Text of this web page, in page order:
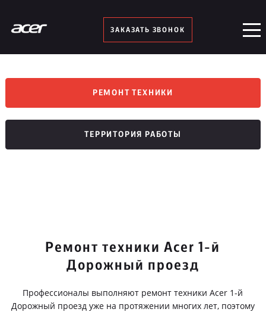
ЗАКАЗАТЬ ЗВОНОК
РЕМОНТ ТЕХНИКИ
ТЕРРИТОРИЯ РАБОТЫ
Ремонт техники Acer 1-й
Дорожный проезд
Профессионалы выполняют ремонт техники Acer 1-й
Дорожный проезд уже на протяжении многих лет, поэтому